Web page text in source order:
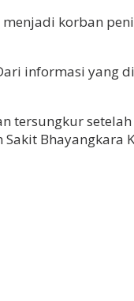
korban
informasi
Bhayangkara